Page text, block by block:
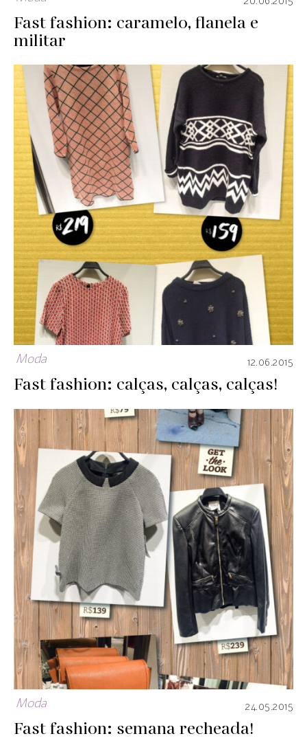
Fast fashion: caramelo, flanela e
militar
Moda 12.06.2015
Fast fashion: calças, calças, calças!
Moda 24.05.2015
Fast fashion: semana recheada!